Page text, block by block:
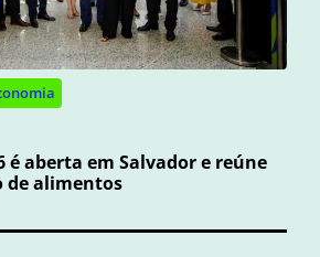
é aberta em Salvador e reúne
de alimentos